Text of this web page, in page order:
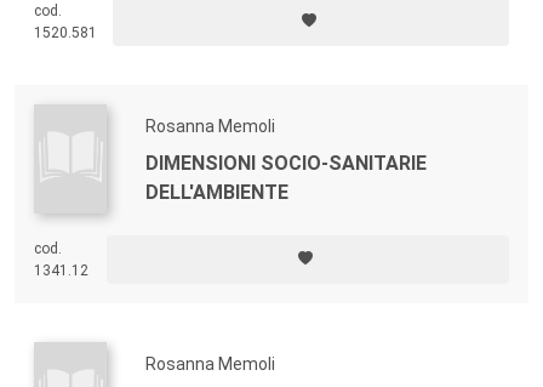
una fondamentale risorsa di senso all’interno del complesso scenario
contemporaneo.
cod.
1520.581
Rosanna Memoli
DIMENSIONI SOCIO-SANITARIE
DELL'AMBIENTE
cod.
1341.12
Rosanna Memoli